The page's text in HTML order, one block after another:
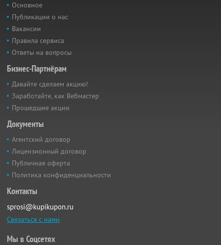
Основное
Публикации о нас
Вакансии
Правила сервиса
Ответы на вопросы
Бизнес-Партнёрам
Давайте сделаем акцию!
Заработайте, как Вебмастер
Прошедшие акции
Документы
Агентский договор
Лицензионный договор
Публичная оферта
Политика конфиденциальности
Контакты
sprosi@kupikupon.ru
Связаться с нами
Мы в Соцсетях